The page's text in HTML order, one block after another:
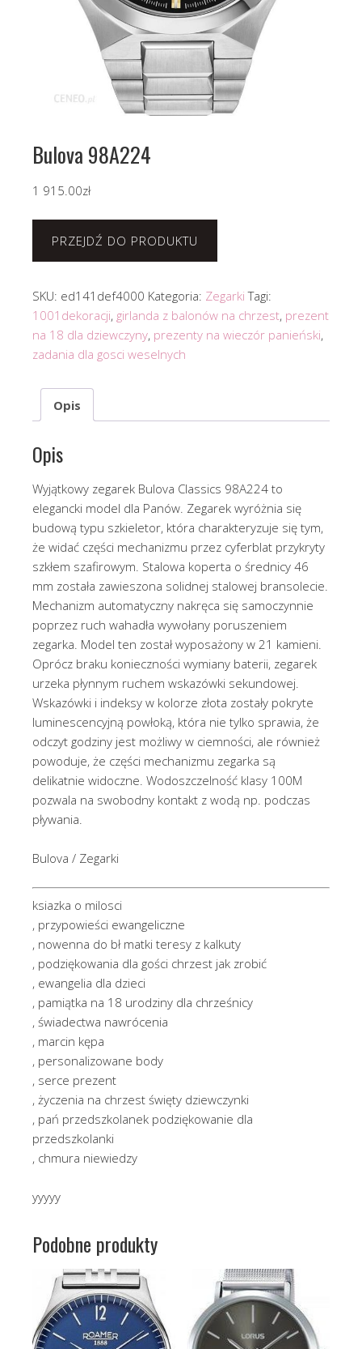
Bulova 98A224
1 915.00zł
PRZEJDŹ DO PRODUKTU
SKU: ed141def4000 Kategoria: Zegarki Tagi:
1001dekoracji, girlanda z balonów na chrzest, prezent
na 18 dla dziewczyny, prezenty na wieczór panieński,
zadania dla gosci weselnych
Opis
Opis
Wyjątkowy zegarek Bulova Classics 98A224 to
elegancki model dla Panów. Zegarek wyróżnia się
budową typu szkieletor, która charakteryzuje się tym,
że widać części mechanizmu przez cyferblat przykryty
szkłem szafirowym. Stalowa koperta o średnicy 46
mm została zawieszona solidnej stalowej bransolecie.
Mechanizm automatyczny nakręca się samoczynnie
poprzez ruch wahadła wywołany poruszeniem
zegarka. Model ten został wyposażony w 21 kamieni.
Oprócz braku konieczności wymiany baterii, zegarek
urzeka płynnym ruchem wskazówki sekundowej.
Wskazówki i indeksy w kolorze złota zostały pokryte
luminescencyjną powłoką, która nie tylko sprawia, że
odczyt godziny jest możliwy w ciemności, ale również
powoduje, że części mechanizmu zegarka są
delikatnie widoczne. Wodoszczelność klasy 100M
pozwala na swobodny kontakt z wodą np. podczas
pływania.
Bulova / Zegarki
ksiazka o milosci
, przypowieści ewangeliczne
, nowenna do bł matki teresy z kalkuty
, podziękowania dla gości chrzest jak zrobić
, ewangelia dla dzieci
, pamiątka na 18 urodziny dla chrześnicy
, świadectwa nawrócenia
, marcin kępa
, personalizowane body
, serce prezent
, życzenia na chrzest święty dziewczynki
, pań przedszkolanek podziękowanie dla
przedszkolanki
, chmura niewiedzy
yyyyy
Podobne produkty